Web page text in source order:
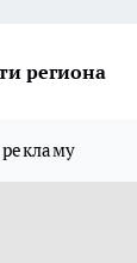
региона
рекламу